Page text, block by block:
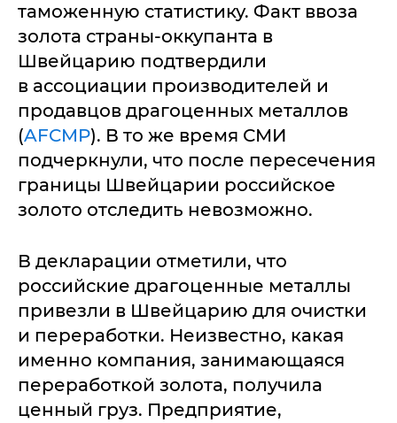
таможенную статистику. Факт ввоза
золота страны-оккупанта в
Швейцарию подтвердили
в ассоциации производителей и
продавцов драгоценных металлов
(AFCMP). В то же время СМИ
подчеркнули, что после пересечения
границы Швейцарии российское
золото отследить невозможно.
В декларации отметили, что
российские драгоценные металлы
привезли в Швейцарию для очистки
и переработки. Неизвестно, какая
именно компания, занимающаяся
переработкой золота, получила
ценный груз. Предприятие,